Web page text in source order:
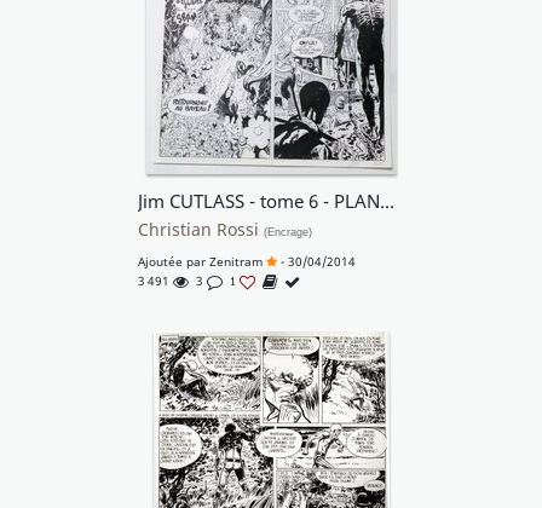
Jim CUTLASS - tome 6 - PLANCHE 22
Christian Rossi (Encrage)
Ajoutée par Zenitram
- 30/04/2014
3 491
3 1